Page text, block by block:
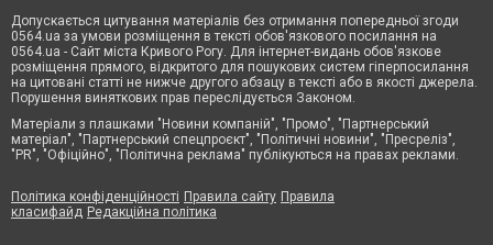
Допускається цитування матеріалів без отримання попередньої згоди
0564.ua за умови розміщення в тексті обов'язкового посилання на
0564.ua - Сайт міста Кривого Рогу. Для інтернет-видань обов'язкове
розміщення прямого, відкритого для пошукових систем гіперпосилання
на цитовані статті не нижче другого абзацу в тексті або в якості джерела.
Порушення виняткових прав переслідується Законом.
Матеріали з плашками "Новини компаній", "Промо", "Партнерський
матеріал", "Партнерський спецпроєкт", "Політичні новини", "Пресреліз",
"PR", "Офіційно", "Політична реклама" публікуються на правах реклами.
Політика конфіденційності Правила сайту Правила
класифайд Редакційна політика